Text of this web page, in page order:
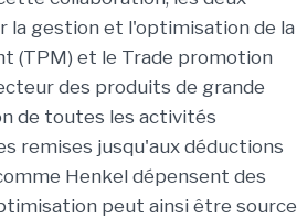
la gestion et l'optimisation de la
(TPM) et le Trade promotion
des produits de grande
de toutes les activités
remises jusqu'aux déductions
Henkel dépensent des
peut ainsi être source